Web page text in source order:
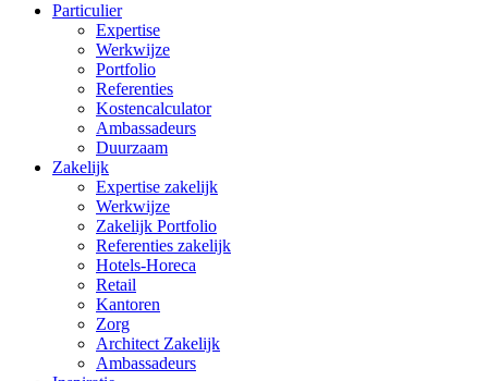
Particulier
Expertise
Werkwijze
Portfolio
Referenties
Kostencalculator
Ambassadeurs
Duurzaam
Zakelijk
Expertise zakelijk
Werkwijze
Zakelijk Portfolio
Referenties zakelijk
Hotels-Horeca
Retail
Kantoren
Zorg
Architect Zakelijk
Ambassadeurs